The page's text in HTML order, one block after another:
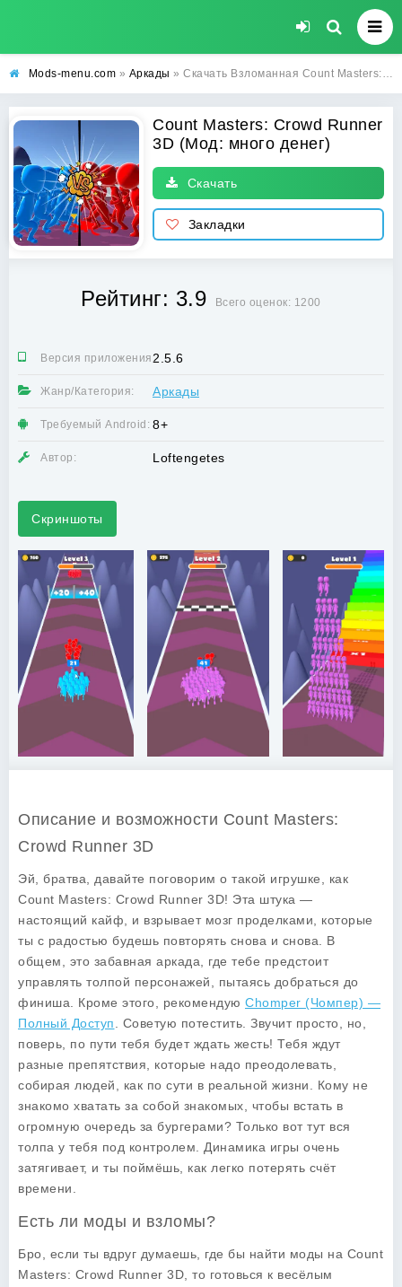
Mods-menu.com » Аркады » Скачать Взломанная Count Masters: Crowd Runner 3D на андроид (много денег)
Count Masters: Crowd Runner
3D (Мод: много денег)
Скачать
Закладки
Рейтинг: 3.9 Всего оценок: 1200
Версия приложения:2.5.6
Жанр/Категория: Аркады
Требуемый Android: 8+
Автор: Loftengetes
Скриншоты
Описание и возможности Count Masters:
Crowd Runner 3D
Эй, братва, давайте поговорим о такой игрушке, как
Count Masters: Crowd Runner 3D! Эта штука —
настоящий кайф, и взрывает мозг проделками, которые
ты с радостью будешь повторять снова и снова. В
общем, это забавная аркада, где тебе предстоит
управлять толпой персонажей, пытаясь добраться до
финиша. Кроме этого, рекомендую Chomper (Чомпер) —
Полный Доступ . Советую потестить. Звучит просто, но,
поверь, по пути тебя будет ждать жесть! Тебя ждут
разные препятствия, которые надо преодолевать,
собирая людей, как по сути в реальной жизни. Кому не
знакомо хватать за собой знакомых, чтобы встать в
огромную очередь за бургерами? Только вот тут вся
толпа у тебя под контролем. Динамика игры очень
затягивает, и ты поймёшь, как легко потерять счёт
времени.
Есть ли моды и взломы?
Бро, если ты вдруг думаешь, где бы найти моды на Count
Masters: Crowd Runner 3D, то готовься к весёлым